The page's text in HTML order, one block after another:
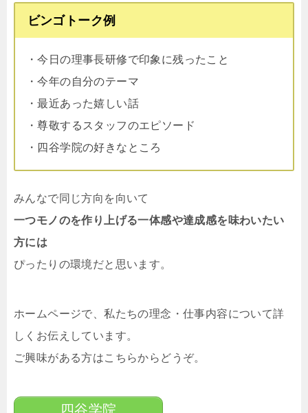
ビンゴトーク例
・今日の理事長研修で印象に残ったこと
・今年の自分のテーマ
・最近あった嬉しい話
・尊敬するスタッフのエピソード
・四谷学院の好きなところ
みんなで同じ方向を向いて
一つモノのを作り上げる一体感や達成感を味わいたい
方には
ぴったりの環境だと思います。
ホームページで、私たちの理念・仕事内容について詳
しくお伝えしています。
ご興味がある方はこちらからどうぞ。
四谷学院